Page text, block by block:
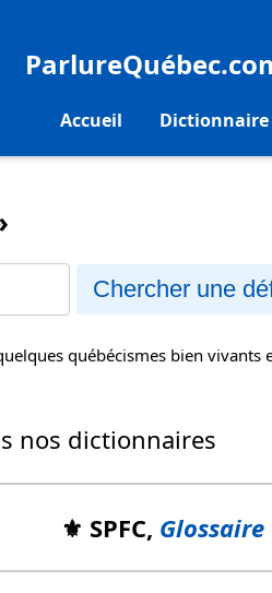
Accueil Dictionnaire
Chercher une
québécismes bien vivants
nos dictionnaires
⚜️ SPFC,